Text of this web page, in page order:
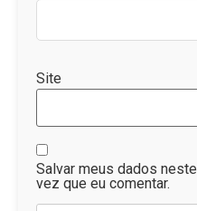
Site
Salvar meus dados
vez que eu comentar.